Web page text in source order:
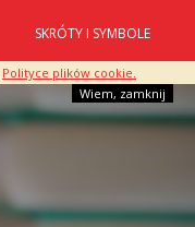
Polityce plików cookie.
Wiem, zamknij
SKRÓTY I SYMBOLE